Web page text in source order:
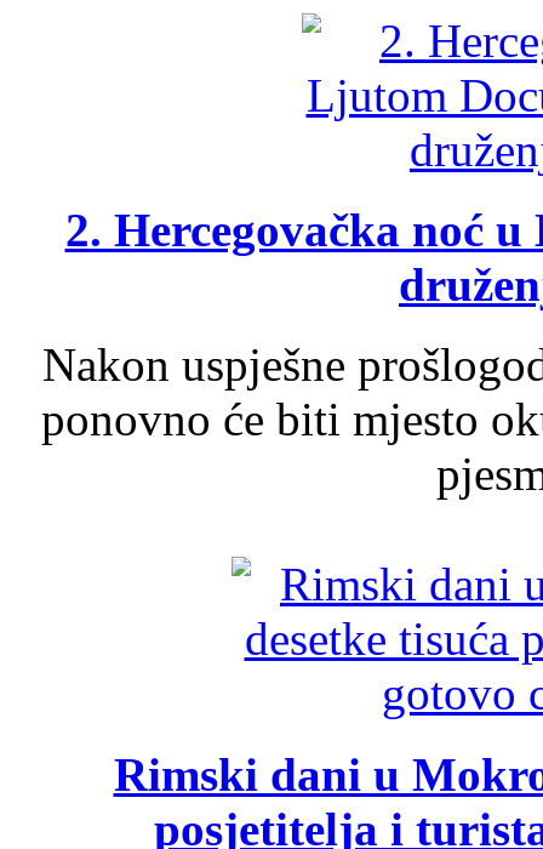
2. Hercegovačka noć
Nakon uspješne
ponovno će biti mjesto
Rimski dani u
posjetitelja i